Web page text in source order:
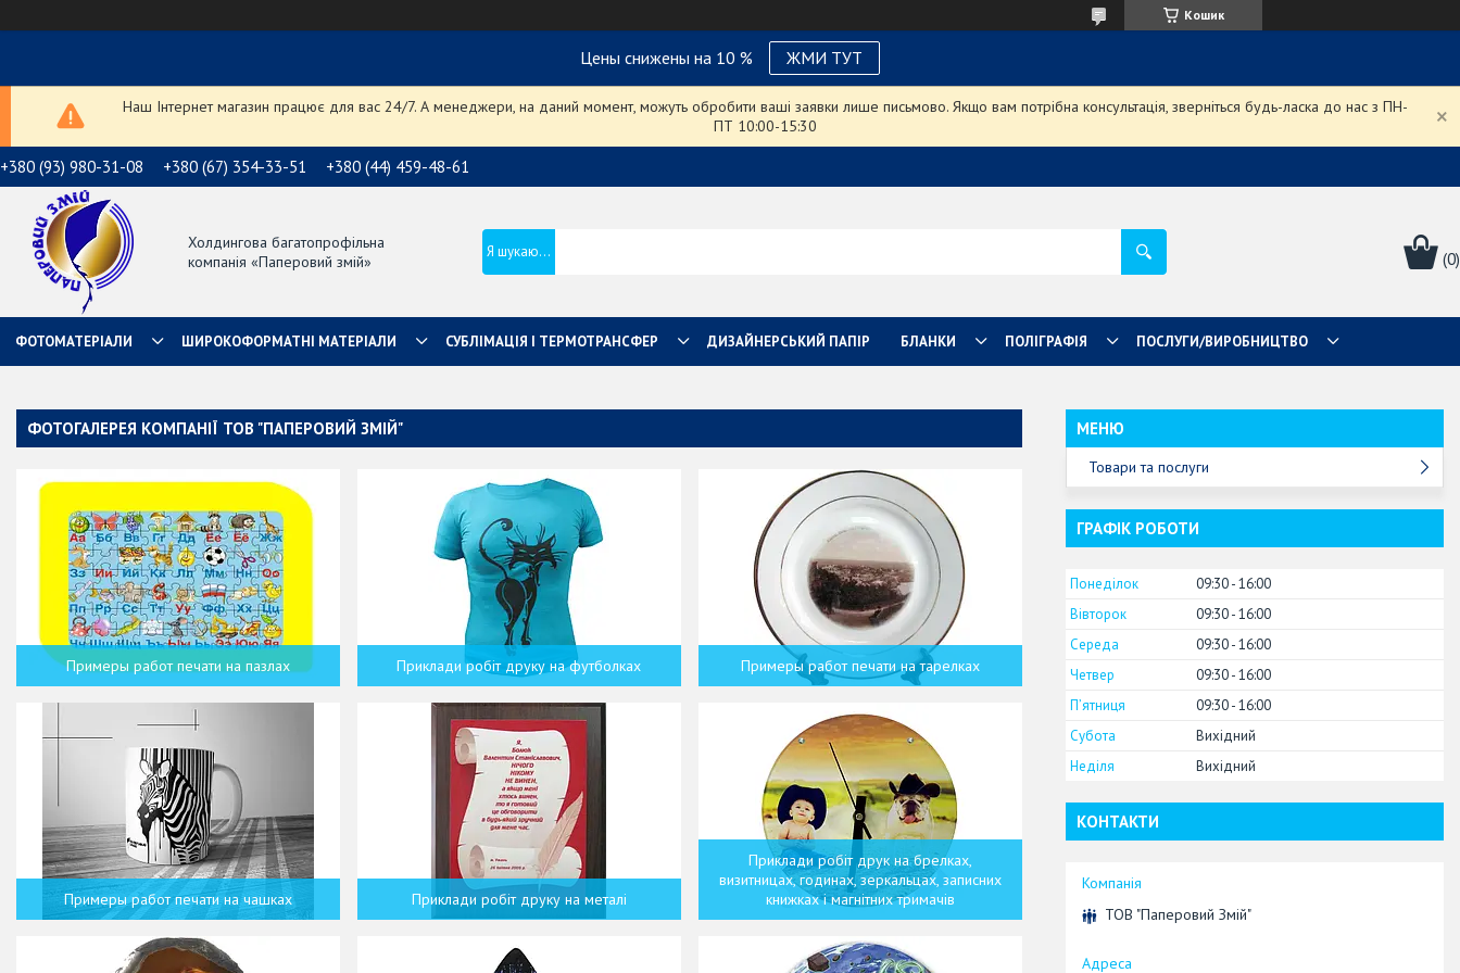
Кошик
Цены снижены на 10 % ЖМИ ТУТ
Наш Інтернет магазин працює для вас 24/7. А менеджери, на даний момент, можуть обробити ваші заявки лише письмово. Якщо вам потрібна консультація, зверніться будь-ласка до нас з ПН-
ПТ 10:00-15:30
+380 (93) 980-31-08 +380 (67) 354-33-51 +380 (44) 459-48-61
Холдингова багатопрофільна
компанія «Паперовий змій»
ФОТОМАТЕРІАЛИ ШИРОКОФОРМАТНІ МАТЕРІАЛИ СУБЛІМАЦІЯ І ТЕРМОТРАНСФЕР ДИЗАЙНЕРСЬКИЙ ПАПІР БЛАНКИ ПОЛІГРАФІЯ ПОСЛУГИ/ВИРОБНИЦТВО
ФОТОГАЛЕРЕЯ КОМПАНІЇ ТОВ "ПАПЕРОВИЙ ЗМІЙ"
Примеры работ печати на пазлах Приклади робіт друку на футболках Примеры работ печати на тарелках
Примеры работ печати на чашках Приклади робіт друку на металі
Приклади робіт друк на брелках,
визитницах, годинах, зеркальцах, записних
книжках і магнітних тримачів
Товари та послуги
ГРАФІК РОБОТИ
Понеділок 09:30 16:00
Вівторок
09:30 16:00
Середа
09:30 16:00
Четвер
09:30 16:00
Пʼятниця
09:30 16:00
Субота
Вихідний
Неділя
Вихідний
КОНТАКТИ
ТОВ "Паперовий Змій"